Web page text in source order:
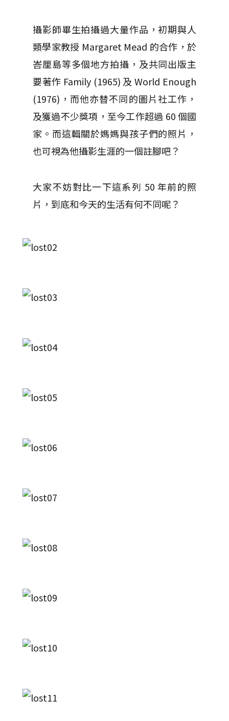
攝影師畢生拍攝過大量作品，初期與人
類學家教授 Margaret Mead 的合作，於
峇厘島等多個地方拍攝，及共同出版主
要著作 Family (1965) 及 World Enough
(1976)，而他亦替不同的圖片社工作，
及獲過不少獎項，至今工作超過 60 個國
家。而這輯關於媽媽與孩子們的照片，
也可視為他攝影生涯的一個註腳吧？
大家不妨對比一下這系列 50 年前的照
片，到底和今天的生活有何不同呢？